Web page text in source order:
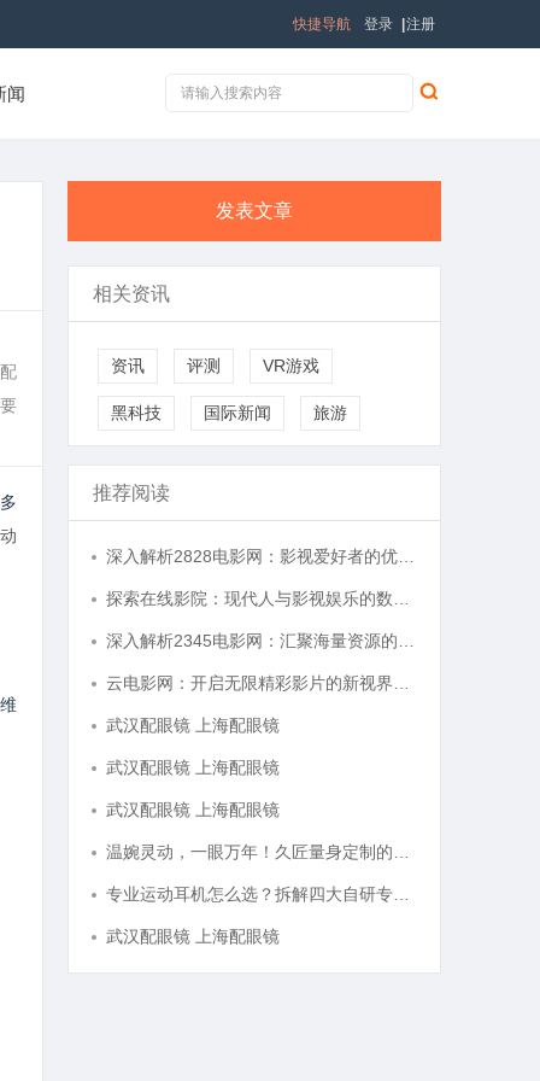
登录 注册
快捷导航
闻
发表文章
相关资讯
资讯 评测 VR游戏
黑科技 国际新闻 旅游
推荐阅读
武汉配眼镜 上海配眼镜
武汉配眼镜 上海配眼镜
武汉配眼镜 上海配眼镜
武汉配眼镜 上海配眼镜